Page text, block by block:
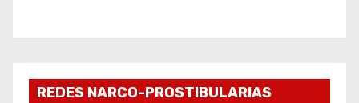
REDES NARCO-PROSTIBULARIAS